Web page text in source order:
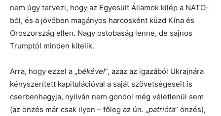
nem úgy tervezi, hogy az Egyesült Államok kilép a NATO-
ból, és a jövőben magányos harcosként küzd Kína és
Oroszország ellen. Nagy ostobaság lenne, de sajnos
Trumptól minden kitelik.
Arra, hogy ezzel a „békével”, azaz az igazából Ukrajnára
kényszerített kapitulációval a saját szövetségeseit is
cserbenhagyja, nyilván nem gondol még véletlenül sem
(az önzés már csak ilyen – főleg az ún. „patrióta” önzés),